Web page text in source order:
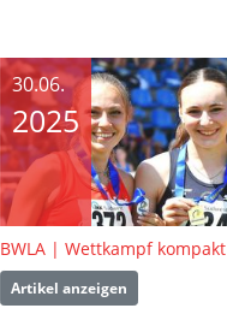
30.06.
2025
BWLA | Wettkampf kompakt
Artikel anzeigen